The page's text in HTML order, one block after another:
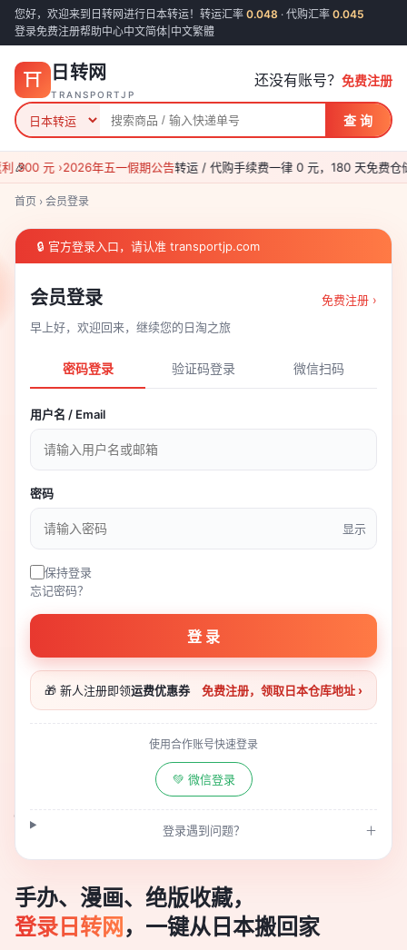
您好，欢迎来到日转网进行日本转运！转运汇率 0.048 · 代购汇率 0.045
登录免费注册帮助中心中文简体 中文繁體
⛩ 日转网
TRANSPORTJP
查 询
还没有账号？ 免费注册
🎉
300 元 › 2026年五一假期公告转运 / 代购手续费一律 0 元，180 天免费仓储
首页 › 会员登录
手办、漫画、绝版收藏，
登录日转网 ，一键从日本搬回家
🔒 官方登录入口，请认准 transportjp.com
会员登录
免费注册 ›
早上好，欢迎回来，继续您的日淘之旅
密码登录 验证码登录 微信扫码
用户名 / Email
密码
显示
保持登录
忘记密码？
登 录
🎁 新人注册即领运费优惠券 免费注册，领取日本仓库地址 ›
使用合作账号快速登录
💚 微信登录
登录遇到问题？